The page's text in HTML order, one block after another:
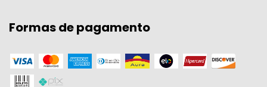
Formas de pagamento